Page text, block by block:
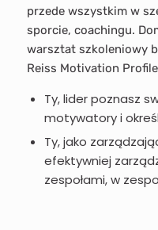
przede wszystkim w
sporcie, coachingu.
warsztat szkoleniowy
Reiss Motivation
Ty, lider poznasz
motywatory i
Ty, jako
efektywniej
zespołami, w